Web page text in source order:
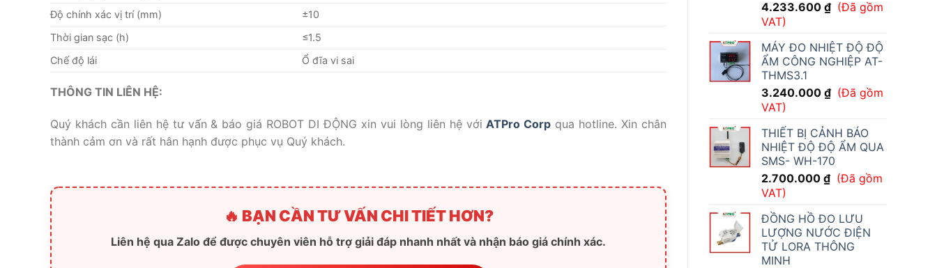
4.233.600 ₫ (Đã gồm
VAT)
MÁY ĐO NHIỆT ĐỘ ĐỘ
ẨM CÔNG NGHIỆP AT-
THMS3.1
3.240.000 ₫ (Đã gồm
VAT)
THIẾT BỊ CẢNH BÁO
NHIỆT ĐỘ ĐỘ ẨM QUA
SMS- WH-170
2.700.000 ₫ (Đã gồm
VAT)
ĐỒNG HỒ ĐO LƯU
LƯỢNG NƯỚC ĐIỆN
TỬ LORA THÔNG
MINH
Độ chính xác vị trí (mm)
±10
Thời gian sạc (h)
≤1.5
Chế độ lái
Ổ đĩa vi sai
THÔNG TIN LIÊN HỆ:
Quý khách cần liên hệ tư vấn & báo giá ROBOT DI ĐỘNG xin vui lòng liên hệ vớiATPro Corp qua hotline. Xin chân
thành cảm ơn và rất hân hạnh được phục vụ Quý khách.
🔥 BẠN CẦN TƯ VẤN CHI TIẾT HƠN?
Liên hệ qua Zalo để được chuyên viên hỗ trợ giải đáp nhanh nhất và nhận báo giá chính xác.